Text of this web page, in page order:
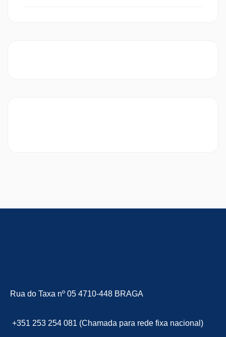
Rua do Taxa nº 05 4710-448 BRAGA
+351 253 254 081 (Chamada para rede fixa nacional)